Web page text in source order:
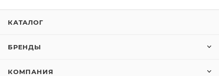
КАТАЛОГ
БРЕНДЫ
КОМПАНИЯ